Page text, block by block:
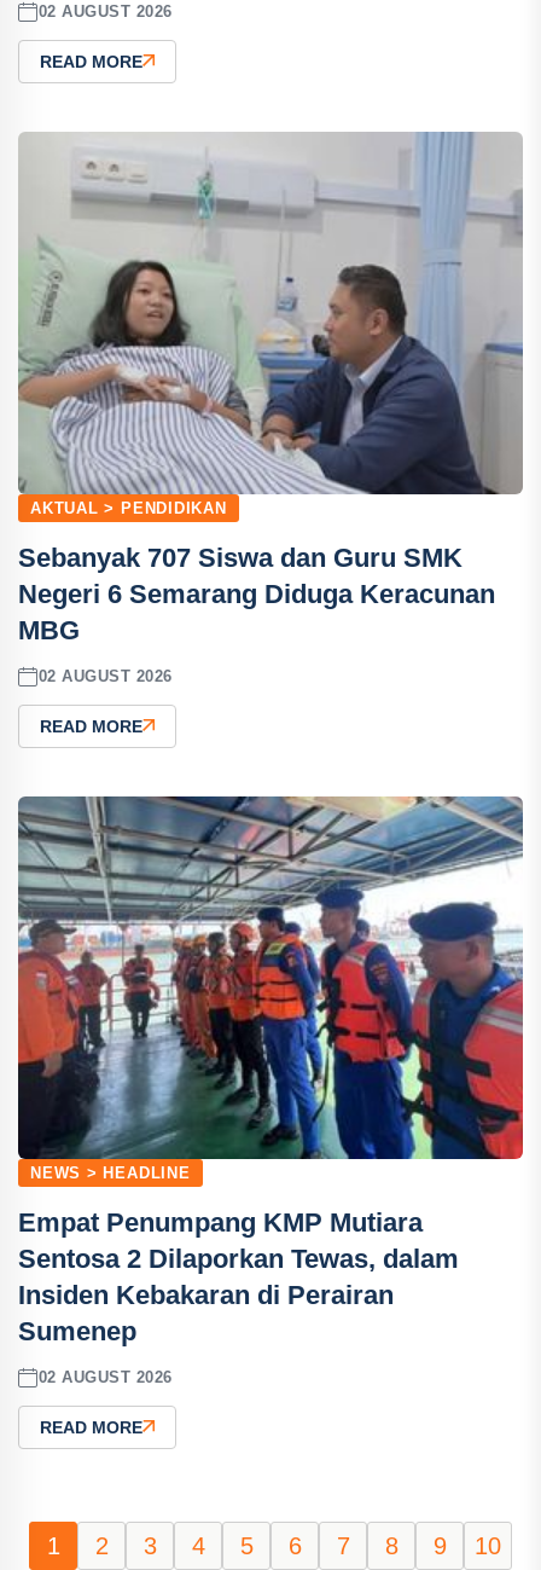
02 AUGUST 2026
READ MORE
AKTUAL > PENDIDIKAN
Sebanyak 707 Siswa dan Guru SMK
Negeri 6 Semarang Diduga Keracunan
MBG
02 AUGUST 2026
READ MORE
NEWS > HEADLINE
Empat Penumpang KMP Mutiara
Sentosa 2 Dilaporkan Tewas, dalam
Insiden Kebakaran di Perairan
Sumenep
02 AUGUST 2026
READ MORE
1 2 3 4 5 6 7 8 9 10